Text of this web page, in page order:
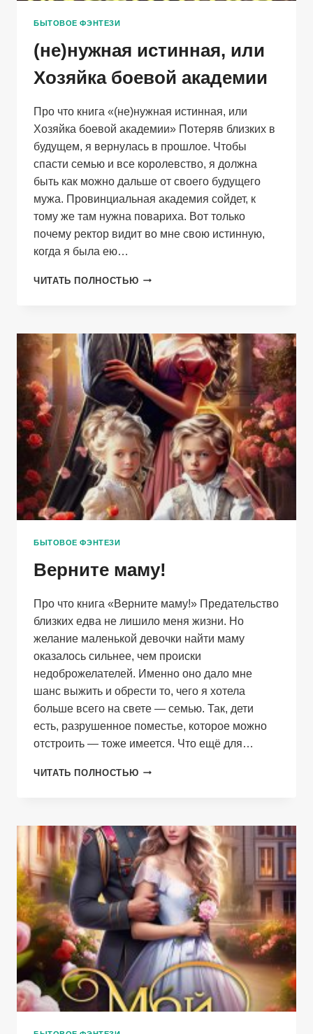
БЫТОВОЕ ФЭНТЕЗИ
(не)нужная истинная, или
Хозяйка боевой академии
Про что книга «(не)нужная истинная, или
Хозяйка боевой академии» Потеряв близких в
будущем, я вернулась в прошлое. Чтобы
спасти семью и все королевство, я должна
быть как можно дальше от своего будущего
мужа. Провинциальная академия сойдет, к
тому же там нужна повариха. Вот только
почему ректор видит во мне свою истинную,
когда я была ею…
ЧИТАТЬ ПОЛНОСТЬЮ (НЕ)НУЖНАЯ
БОЕВОЙ
АКАДЕМИИ
БЫТОВОЕ ФЭНТЕЗИ
Верните маму!
Про что книга «Верните маму!» Предательство
близких едва не лишило меня жизни. Но
желание маленькой девочки найти маму
оказалось сильнее, чем происки
недоброжелателей. Именно оно дало мне
шанс выжить и обрести то, чего я хотела
больше всего на свете — семью. Так, дети
есть, разрушенное поместье, которое можно
отстроить — тоже имеется. Что ещё для…
ЧИТАТЬ ПОЛНОСТЬЮ ВЕРНИТЕ